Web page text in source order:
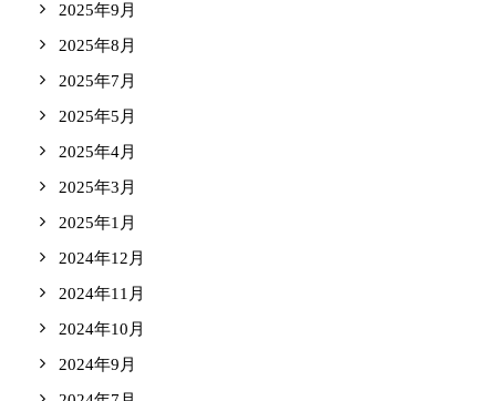
2025年9月
2025年8月
2025年7月
2025年5月
2025年4月
2025年3月
2025年1月
2024年12月
2024年11月
2024年10月
2024年9月